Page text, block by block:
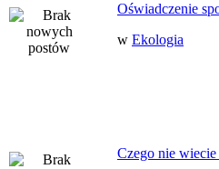
Oświadczenie
w Ekologia
Czego nie